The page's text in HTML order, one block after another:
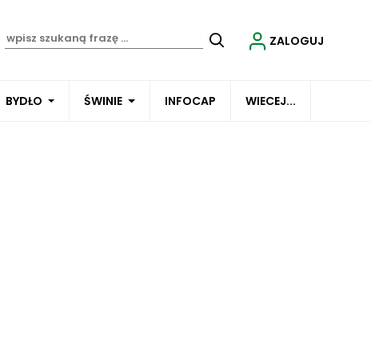
BYDŁO ŚWINIE INFOCAP WIECEJ...
ZALOGUJ